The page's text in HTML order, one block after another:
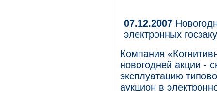
07.12.2007
электронных
Компания
новогодней акции -
эксплуатацию
аукцион в